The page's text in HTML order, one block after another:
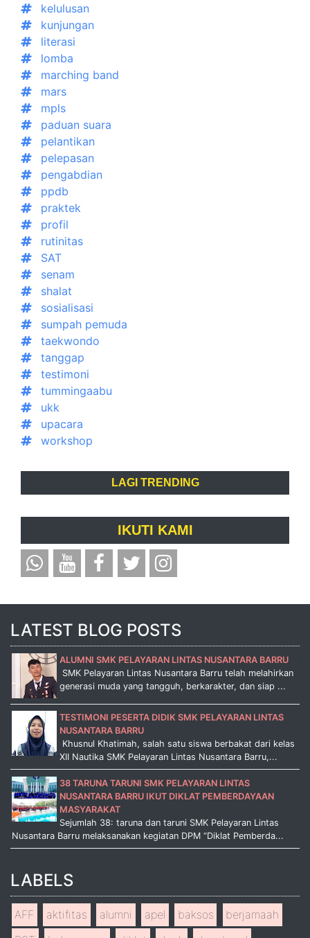
kelulusan
kunjungan
literasi
lomba
marching band
mars
mpls
paduan suara
pelantikan
pelepasan
pengabdian
ppdb
praktek
profil
rutinitas
SAT
senam
shalat
sosialisasi
sumpah pemuda
taekwondo
tanggap
testimoni
tummingaabu
ukk
upacara
workshop
LAGI TRENDING
IKUTI KAMI
LATEST BLOG POSTS
ALUMNI SMK PELAYARAN LINTAS NUSANTARA BARRU
SMK Pelayaran Lintas Nusantara Barru telah melahirkan
generasi muda yang tangguh, berkarakter, dan siap ...
TESTIMONI PESERTA DIDIK SMK PELAYARAN LINTAS
NUSANTARA BARRU
Khusnul Khatimah, salah satu siswa berbakat dari kelas
XII Nautika SMK Pelayaran Lintas Nusantara Barru,...
38 TARUNA TARUNI SMK PELAYARAN LINTAS
NUSANTARA BARRU IKUT DIKLAT PEMBERDAYAAN
MASYARAKAT
Sejumlah 38: taruna dan taruni SMK Pelayaran Lintas
Nusantara Barru melaksanakan kegiatan DPM “Diklat Pemberda...
LABELS
AFF aktifitas alumni apel baksos
berjamaah